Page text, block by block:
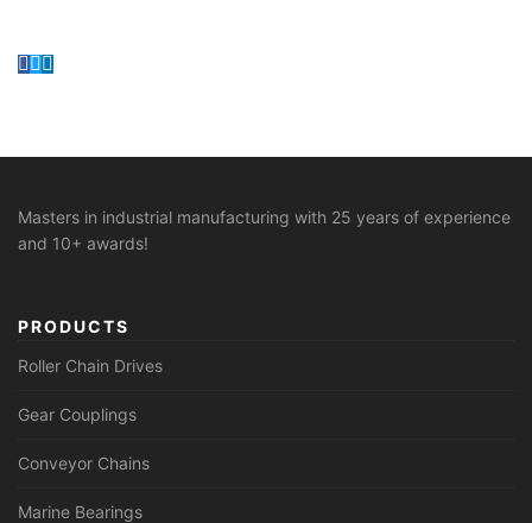
Masters in industrial manufacturing with 25 years of experience
and 10+ awards!
PRODUCTS
Roller Chain Drives
Gear Couplings
Conveyor Chains
Marine Bearings